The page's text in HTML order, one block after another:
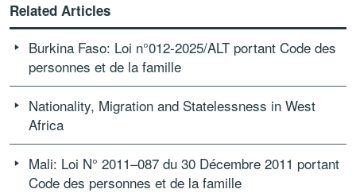
Related Articles
Burkina Faso: Loi n°012-2025/ALT portant Code des
personnes et de la famille
Nationality, Migration and Statelessness in West
Africa
Mali: Loi N° 2011–087 du 30 Décembre 2011 portant
Code des personnes et de la famille